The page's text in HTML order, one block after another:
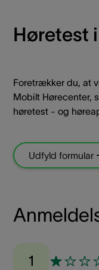
Høretest
Foretrækker du, at
Mobilt Hørecenter,
høretest - og
Udfyld formular
1